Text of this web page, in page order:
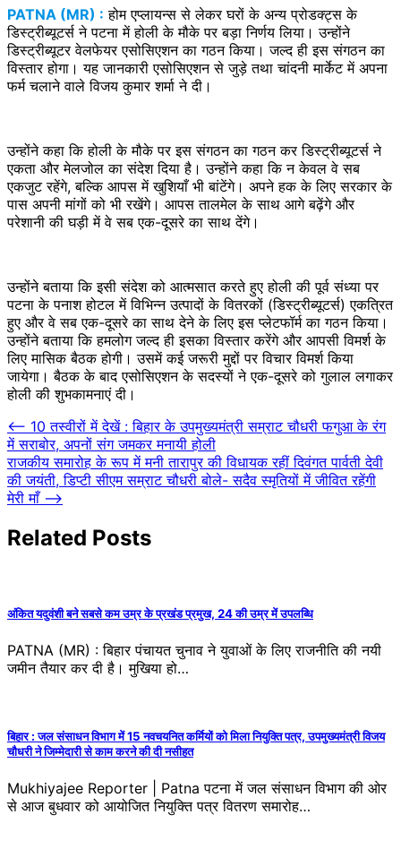
PATNA (MR) : होम एप्लायन्स से लेकर घरों के अन्य प्रोडक्ट्स के
डिस्ट्रीब्यूटर्स ने पटना में होली के मौके पर बड़ा निर्णय लिया। उन्होंने
डिस्ट्रीब्यूटर वेलफेयर एसोसिएशन का गठन किया। जल्द ही इस संगठन का
विस्तार होगा। यह जानकारी एसोसिएशन से जुड़े तथा चांदनी मार्केट में अपना
फर्म चलाने वाले विजय कुमार शर्मा ने दी।
उन्होंने कहा कि होली के मौके पर इस संगठन का गठन कर डिस्ट्रीब्यूटर्स ने
एकता और मेलजोल का संदेश दिया है। उन्होंने कहा कि न केवल वे सब
एकजुट रहेंगे, बल्कि आपस में खुशियाँ भी बांटेंगे। अपने हक के लिए सरकार के
पास अपनी मांगों को भी रखेंगे। आपस तालमेल के साथ आगे बढ़ेंगे और
परेशानी की घड़ी में वे सब एक-दूसरे का साथ देंगे।
उन्होंने बताया कि इसी संदेश को आत्मसात करते हुए होली की पूर्व संध्या पर
पटना के पनाश होटल में विभिन्न उत्पादों के वितरकों (डिस्ट्रीब्यूटर्स) एकत्रित
हुए और वे सब एक-दूसरे का साथ देने के लिए इस प्लेटफॉर्म का गठन किया।
उन्होंने बताया कि हमलोग जल्द ही इसका विस्तार करेंगे और आपसी विमर्श के
लिए मासिक बैठक होगी। उसमें कई जरूरी मुद्दों पर विचार विमर्श किया
जायेगा। बैठक के बाद एसोसिएशन के सदस्यों ने एक-दूसरे को गुलाल लगाकर
होली की शुभकामनाएं दी।
Post
navigation
⟵ 10 तस्वीरों में देखें : बिहार के उपमुख्यमंत्री सम्राट चौधरी फगुआ के रंग
में सराबोर, अपनों संग जमकर मनायी होली
राजकीय समारोह के रूप में मनी तारापुर की विधायक रहीं दिवंगत पार्वती देवी
की जयंती, डिप्टी सीएम सम्राट चौधरी बोले- सदैव स्मृतियों में जीवित रहेंगी
मेरी माँ ⟶
Related Posts
अंकित यदुवंशी बने सबसे कम उम्र के प्रखंड प्रमुख, 24 की उम्र में उपलब्धि
PATNA (MR) : बिहार पंचायत चुनाव ने युवाओं के लिए राजनीति की नयी
जमीन तैयार कर दी है। मुखिया हो…
बिहार : जल संसाधन विभाग में 15 नवचयनित कर्मियों को मिला नियुक्ति पत्र, उपमुख्यमंत्री विजय
चौधरी ने जिम्मेदारी से काम करने की दी नसीहत
Mukhiyajee Reporter | Patna पटना में जल संसाधन विभाग की ओर
से आज बुधवार को आयोजित नियुक्ति पत्र वितरण समारोह…